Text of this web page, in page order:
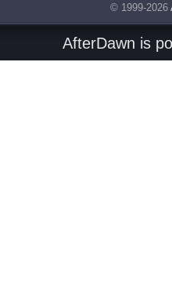
© 1999-2026
AfterDawn is